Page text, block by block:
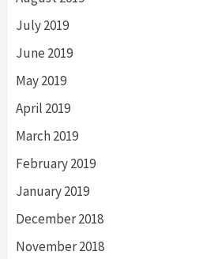
July 2019
June 2019
May 2019
April 2019
March 2019
February 2019
January 2019
December 2018
November 2018